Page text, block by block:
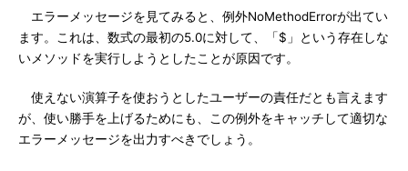
エラーメッセージを見てみると、例外NoMethodErrorが出てい
ます。これは、数式の最初の5.0に対して、「$」という存在しな
いメソッドを実行しようとしたことが原因です。
使えない演算子を使おうとしたユーザーの責任だとも言えます
が、使い勝手を上げるためにも、この例外をキャッチして適切な
エラーメッセージを出力すべきでしょう。